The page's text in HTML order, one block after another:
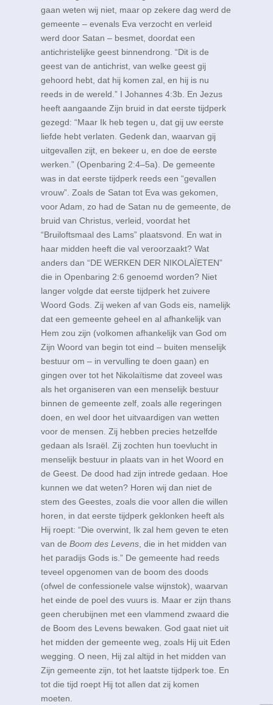
gaan weten wij niet, maar op zekere dag werd de
gemeente – evenals Eva verzocht en verleid
werd door Satan – besmet, doordat een
antichristelijke geest binnendrong. “Dit is de
geest van de antichrist, van welke geest gij
gehoord hebt, dat hij komen zal, en hij is nu
reeds in de wereld.” I Johannes 4:3b. En Jezus
heeft aangaande Zijn bruid in dat eerste tijdperk
gezegd: “Maar Ik heb tegen u, dat gij uw eerste
liefde hebt verlaten. Gedenk dan, waarvan gij
uitgevallen zijt, en bekeer u, en doe de eerste
werken.” (Openbaring 2:4–5a). De gemeente
was in dat eerste tijdperk reeds een “gevallen
vrouw”. Zoals de Satan tot Eva was gekomen,
voor Adam, zo had de Satan nu de gemeente, de
bruid van Christus, verleid, voordat het
“Bruiloftsmaal des Lams” plaatsvond. En wat in
haar midden heeft die val veroorzaakt? Wat
anders dan “DE WERKEN DER NIKOLAÏETEN”
die in Openbaring 2:6 genoemd worden? Niet
langer volgde dat eerste tijdperk het zuivere
Woord Gods. Zij weken af van Gods eis, namelijk
dat een gemeente geheel en al afhankelijk van
Hem zou zijn (volkomen afhankelijk van God om
Zijn Woord van begin tot eind – buiten menselijk
bestuur om – in vervulling te doen gaan) en
gingen over tot het Nikolaïtisme dat zoveel was
als het organiseren van een menselijk bestuur
binnen de gemeente zelf, zoals alle regeringen
doen, en wel door het uitvaardigen van wetten
voor de mensen. Zij hebben precies hetzelfde
gedaan als Israël. Zij zochten hun toevlucht in
menselijk bestuur in plaats van in het Woord en
de Geest. De dood had zijn intrede gedaan. Hoe
kunnen we dat weten? Horen wij dan niet de
stem des Geestes, zoals die voor allen die willen
horen, in dat eerste tijdperk geklonken heeft als
Hij roept: “Die overwint, Ik zal hem geven te eten
van de Boom des Levens, die in het midden van
het paradijs Gods is.” De gemeente had reeds
teveel opgenomen van de boom des doods
(ofwel de confessionele valse wijnstok), waarvan
het einde de poel des vuurs is. Maar er zijn thans
geen cherubijnen met een vlammend zwaard die
de Boom des Levens bewaken. God gaat niet uit
het midden der gemeente weg, zoals Hij uit Eden
wegging. O neen, Hij zal altijd in het midden van
Zijn gemeente zijn, tot het laatste tijdperk toe. En
tot die tijd roept Hij tot allen dat zij komen
moeten.